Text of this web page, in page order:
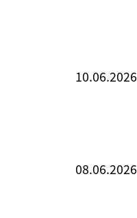
10.06.2026
08.06.2026